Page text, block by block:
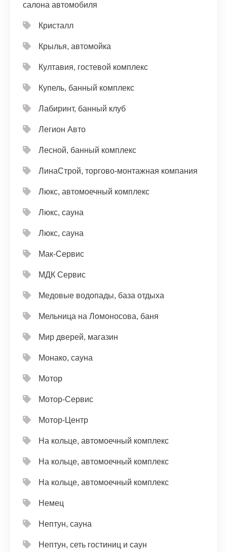
салона автомобиля
Кристалл
Крылья, автомойка
Култавия, гостевой комплекс
Купель, банный комплекс
Лабиринт, банный клуб
Легион Авто
Лесной, банный комплекс
ЛинаСтрой, торгово-монтажная компания
Люкс, автомоечный комплекс
Люкс, сауна
Люкс, сауна
Мак-Сервис
МДК Сервис
Медовые водопады, база отдыха
Мельница на Ломоносова, баня
Мир дверей, магазин
Монако, сауна
Мотор
Мотор-Сервис
Мотор-Центр
На кольце, автомоечный комплекс
На кольце, автомоечный комплекс
На кольце, автомоечный комплекс
Немец
Нептун, сауна
Нептун, сеть гостиниц и саун